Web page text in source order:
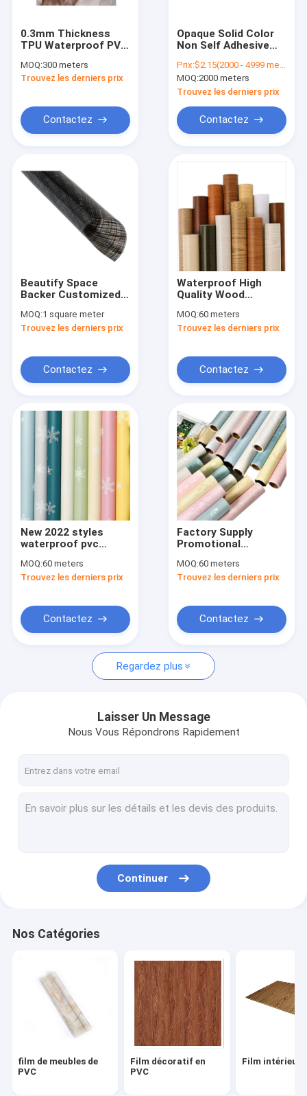
Produits
A propos de nous
Film décoratif en PVC
Film intérieur en PVC
film à haute brillance de PVC
Film de stratification de PVC
Film en bois de PVC de grain
Papeterie peint en PVC auto-adhésif
0.3mm Thickness
TPU Waterproof PVC
Crystal Material For
Making Clothes,
Mobile Phone Covers
MOQ:300 meters
Trouvez les derniers prix
Contactez
Opaque Solid Color
Non Self Adhesive
Decorative
Lamination Emboss
High Gloss PVC Film
For Bathroom
Kitchen For MDF
Furniture
Prix:$2.15(2000 - 4999 meters) $2.13(5000 - 9999 meters) $2.09(>=10000 meters)
MOQ:2000 meters
Trouvez les derniers prix
Contactez
Beautify Space
Backer Customized
Glass Roll Soft
Lighting Decorative
MOQ:1 square meter
Trouvez les derniers prix
Contactez
Waterproof High
Quality Wood
Wallpaper Grain
Design Self Adhesive
Bedroom Living
Room
MOQ:60 meters
Trouvez les derniers prix
Contactez
New 2022 styles
waterproof pvc
living room bedroom
background wall pvc
MOQ:60 meters
Trouvez les derniers prix
Contactez
Factory Supply
Promotional
and Stick Wallpaper
Self Adhesive 3D
MOQ:60 meters
Trouvez les derniers prix
Contactez
Regardez plus
Laisser Un Message
Nous Vous Répondrons Rapidement
Continuer
Nos Catégories
film de meubles de
PVC
Film décoratif en
PVC
Film intérieur